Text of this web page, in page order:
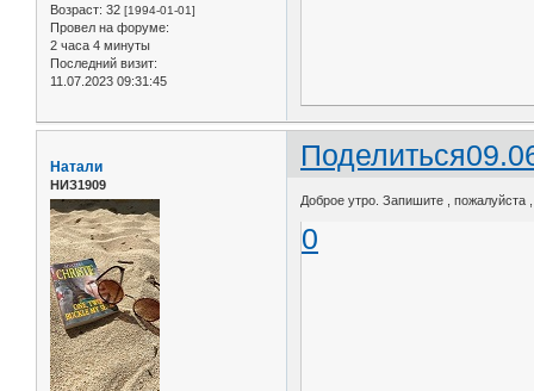
Возраст: 32 [1994-01-01]
Провел на форуме:
2 часа 4 минуты
Последний визит:
11.07.2023 09:31:45
Поделиться
Натали
НИЗ1909
Доброе утро. Запишите , пожалуйста
0